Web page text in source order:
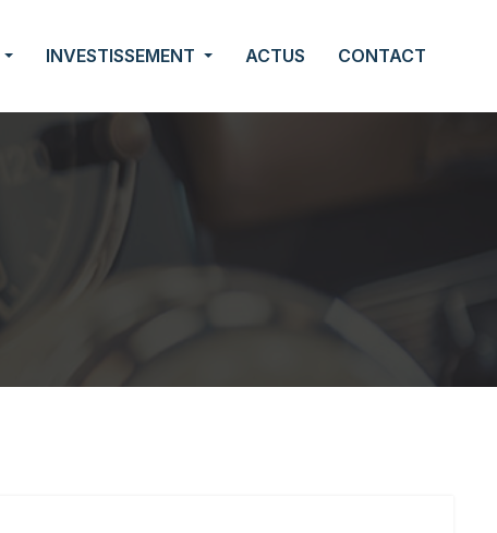
INVESTISSEMENT ACTUS CONTACT